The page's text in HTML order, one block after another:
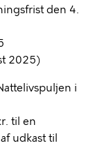
den 4.
2025)
i
til en
udkast til